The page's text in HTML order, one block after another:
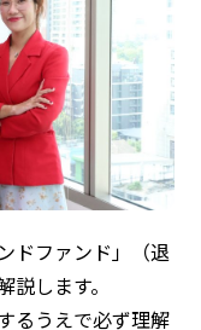
ドファンド」（退
します。
るうえで必ず理解